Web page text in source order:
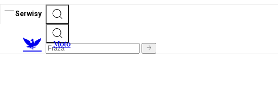
Serwisy
Moto